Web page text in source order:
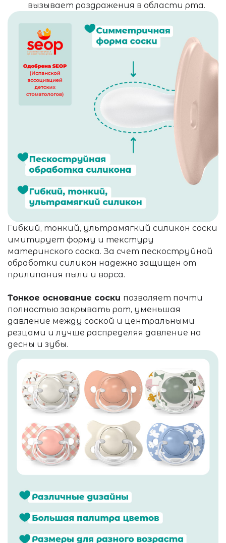
вызывает раздражения в области рта.
Гибкий, тонкий, ультрамягкий силикон соски
имитирует форму и текстуру
материнского соска. За счет пескоструйной
обработки силикон надежно защищен от
прилипания пыли и ворса.
Тонкое основание соски позволяет почти
полностью закрывать рот, уменьшая
давление между соской и центральными
резцами и лучше распределяя давление на
десны и зубы.